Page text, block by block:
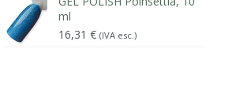
ml
16,31€ (IVA esc.)